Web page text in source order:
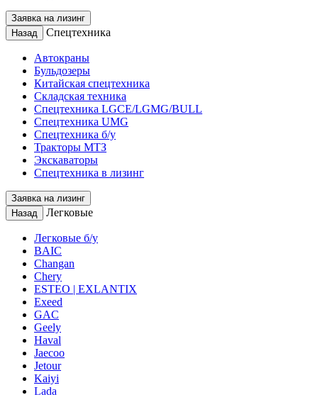
Заявка на лизинг
Назад
Спецтехника
Автокраны
Бульдозеры
Китайская спецтехника
Складская техника
Спецтехника LGCE/LGMG/BULL
Спецтехника UMG
Спецтехника б/у
Тракторы МТЗ
Экскаваторы
Спецтехника в лизинг
Заявка на лизинг
Назад
Легковые
Легковые б/у
BAIC
Changan
Chery
ESTEO | EXLANTIX
Exeed
GAC
Geely
Haval
Jaecoo
Jetour
Kaiyi
Lada